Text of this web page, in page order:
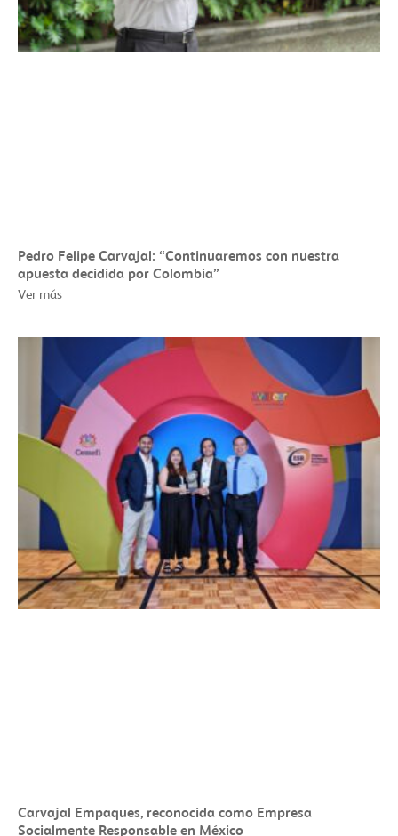
Pedro Felipe Carvajal: “Continuaremos con nuestra
apuesta decidida por Colombia”
Ver más
Carvajal Empaques, reconocida como Empresa
Socialmente Responsable en México